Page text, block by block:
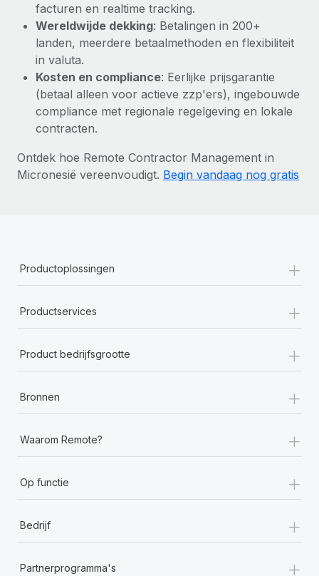
facturen en realtime tracking.
Wereldwijde dekking: Betalingen in 200+
landen, meerdere betaalmethoden en flexibiliteit
in valuta.
Kosten en compliance: Eerlijke prijsgarantie
(betaal alleen voor actieve zzp'ers), ingebouwde
compliance met regionale regelgeving en lokale
contracten.
Ontdek hoe Remote Contractor Management in
Micronesië vereenvoudigt. Begin vandaag nog gratis
Productoplossingen +
Productservices +
Product bedrijfsgrootte +
Bronnen +
Waarom Remote? +
Op functie +
Bedrijf +
Partnerprogramma's +